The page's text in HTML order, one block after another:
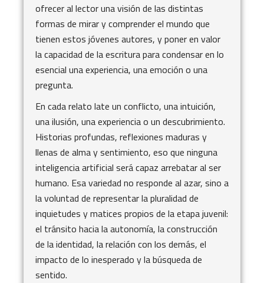
ofrecer al lector una visión de las distintas
formas de mirar y comprender el mundo que
tienen estos jóvenes autores, y poner en valor
la capacidad de la escritura para condensar en lo
esencial una experiencia, una emoción o una
pregunta.
En cada relato late un conflicto, una intuición,
una ilusión, una experiencia o un descubrimiento.
Historias profundas, reflexiones maduras y
llenas de alma y sentimiento, eso que ninguna
inteligencia artificial será capaz arrebatar al ser
humano. Esa variedad no responde al azar, sino a
la voluntad de representar la pluralidad de
inquietudes y matices propios de la etapa juvenil:
el tránsito hacia la autonomía, la construcción
de la identidad, la relación con los demás, el
impacto de lo inesperado y la búsqueda de
sentido.